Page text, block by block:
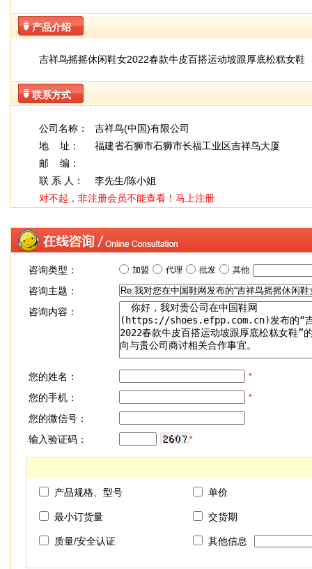
产品介绍
吉祥鸟摇摇休闲鞋女2022春款牛皮百搭运动坡跟厚底松糕女鞋
联系方式
公司名称：
吉祥鸟(中国)有限公司
地 址：
福建省石狮市石狮市长福工业区吉祥鸟大厦
邮 编：
联 系 人：
李先生/陈小姐
对不起，非注册会员不能查看！ 马上注册
咨询类型： 加盟 代理 批发 其他
咨询主题：
咨询内容：
您的姓名： *
您的手机： *
您的微信号：
输入验证码：
*
产品规格、型号 单价
最小订货量 交货期
质量/安全认证 其他信息